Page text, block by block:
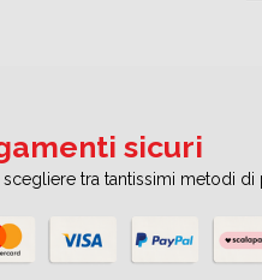
sicuri
scegliere tra tantissimi metodi di